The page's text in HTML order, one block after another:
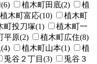
植木町田底(2)
植
植木町富応(10)
植木町
町投刀塚(1)
植木町一
平原(2)
植木町広住(8)
植木町山本(1)
植
兎谷２丁目(3)
兎谷３